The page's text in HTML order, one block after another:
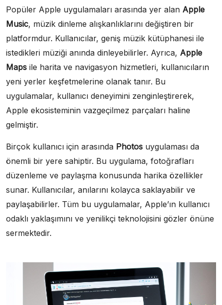
Popüler Apple uygulamaları arasında yer alan Apple
Music, müzik dinleme alışkanlıklarını değiştiren bir
platformdur. Kullanıcılar, geniş müzik kütüphanesi ile
istedikleri müziği anında dinleyebilirler. Ayrıca, Apple
Maps ile harita ve navigasyon hizmetleri, kullanıcıların
yeni yerler keşfetmelerine olanak tanır. Bu
uygulamalar, kullanıcı deneyimini zenginleştirerek,
Apple ekosisteminin vazgeçilmez parçaları haline
gelmiştir.
Birçok kullanıcı için arasında Photos uygulaması da
önemli bir yere sahiptir. Bu uygulama, fotoğrafları
düzenleme ve paylaşma konusunda harika özellikler
sunar. Kullanıcılar, anılarını kolayca saklayabilir ve
paylaşabilirler. Tüm bu uygulamalar, Apple’ın kullanıcı
odaklı yaklaşımını ve yenilikçi teknolojisini gözler önüne
sermektedir.